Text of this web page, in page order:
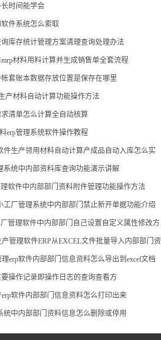
时间能学会
件系统怎么索取
库存统计管理方案清理查询处理办法
材料用料计算并生成销售单全套流程
套账本数据存放位置是保存在哪里
产材料自动计算功能操作方法
清单怎么计算全自动核算
erp管理系统软件操作教程
件生产领用材料自动计算产成品自动入库怎么实
系统中内部资料库查询功能演示讲解
软件中内部部门资料附件管理功能操作方法
工厂管理系统中内部部门禁止新开单据功能介绍
管理软件中内部部门自己设置自定义属性修改方
管理软件ERP从EXCEL文件批量导入内部部门资
erp软件内部部门信息资料怎么导出到excel文档
操作记录即操作日志的查询查看方
软件内部部门信息资料怎么打印出来
中内部部门资料信息怎么删除或停用